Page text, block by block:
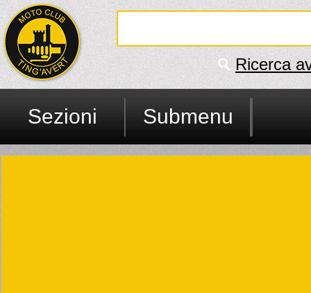
Ricerca
Sezioni Submenu